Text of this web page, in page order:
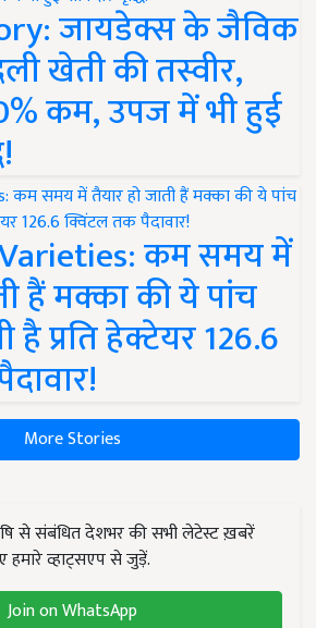
जायडेक्स के जैविक
खेती की तस्वीर,
कम, उपज में भी हुई
कम समय में
हैं मक्का की ये पांच
है प्रति हेक्टेयर 126.6
More Stories
से संबंधित देशभर की सभी लेटेस्ट ख़बरें
व्हाट्सएप से जुड़ें.
Join on WhatsApp